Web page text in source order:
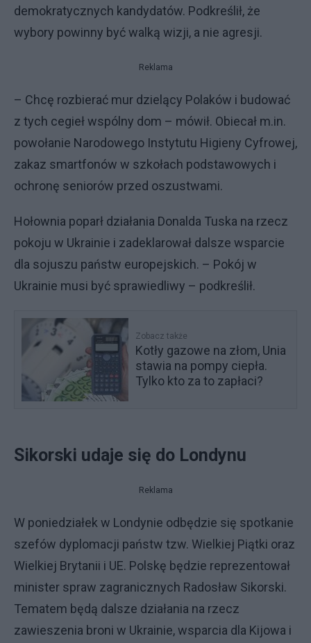
demokratycznych kandydatów. Podkreślił, że
wybory powinny być walką wizji, a nie agresji.
Reklama
– Chcę rozbierać mur dzielący Polaków i budować
z tych cegieł wspólny dom – mówił. Obiecał m.in.
powołanie Narodowego Instytutu Higieny Cyfrowej,
zakaz smartfonów w szkołach podstawowych i
ochronę seniorów przed oszustwami.
Hołownia poparł działania Donalda Tuska na rzecz
pokoju w Ukrainie i zadeklarował dalsze wsparcie
dla sojuszu państw europejskich. – Pokój w
Ukrainie musi być sprawiedliwy – podkreślił.
Zobacz także
Kotły gazowe na złom, Unia
stawia na pompy ciepła.
Tylko kto za to zapłaci?
Sikorski udaje się do Londynu
Reklama
W poniedziałek w Londynie odbędzie się spotkanie
szefów dyplomacji państw tzw. Wielkiej Piątki oraz
Wielkiej Brytanii i UE. Polskę będzie reprezentował
minister spraw zagranicznych Radosław Sikorski.
Tematem będą dalsze działania na rzecz
zawieszenia broni w Ukrainie, wsparcia dla Kijowa i